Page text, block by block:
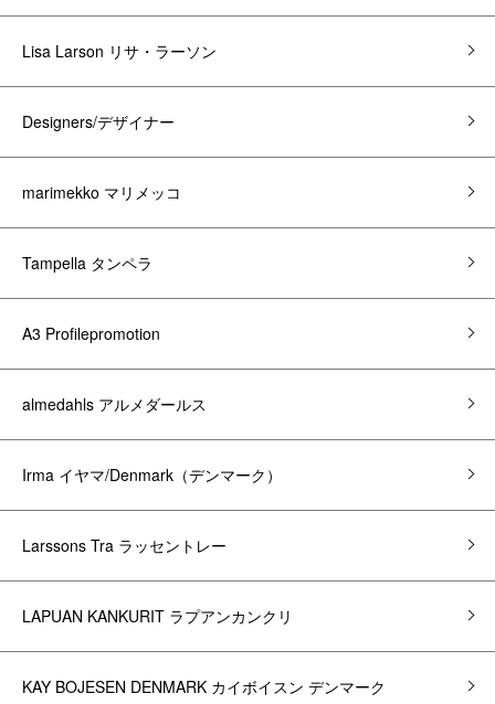
Lisa Larson リサ・ラーソン
Designers/デザイナー
marimekko マリメッコ
Tampella タンペラ
A3 Profilepromotion
almedahls アルメダールス
Irma イヤマ/Denmark（デンマーク）
Larssons Tra ラッセントレー
LAPUAN KANKURIT ラプアンカンクリ
KAY BOJESEN DENMARK カイボイスン デンマーク